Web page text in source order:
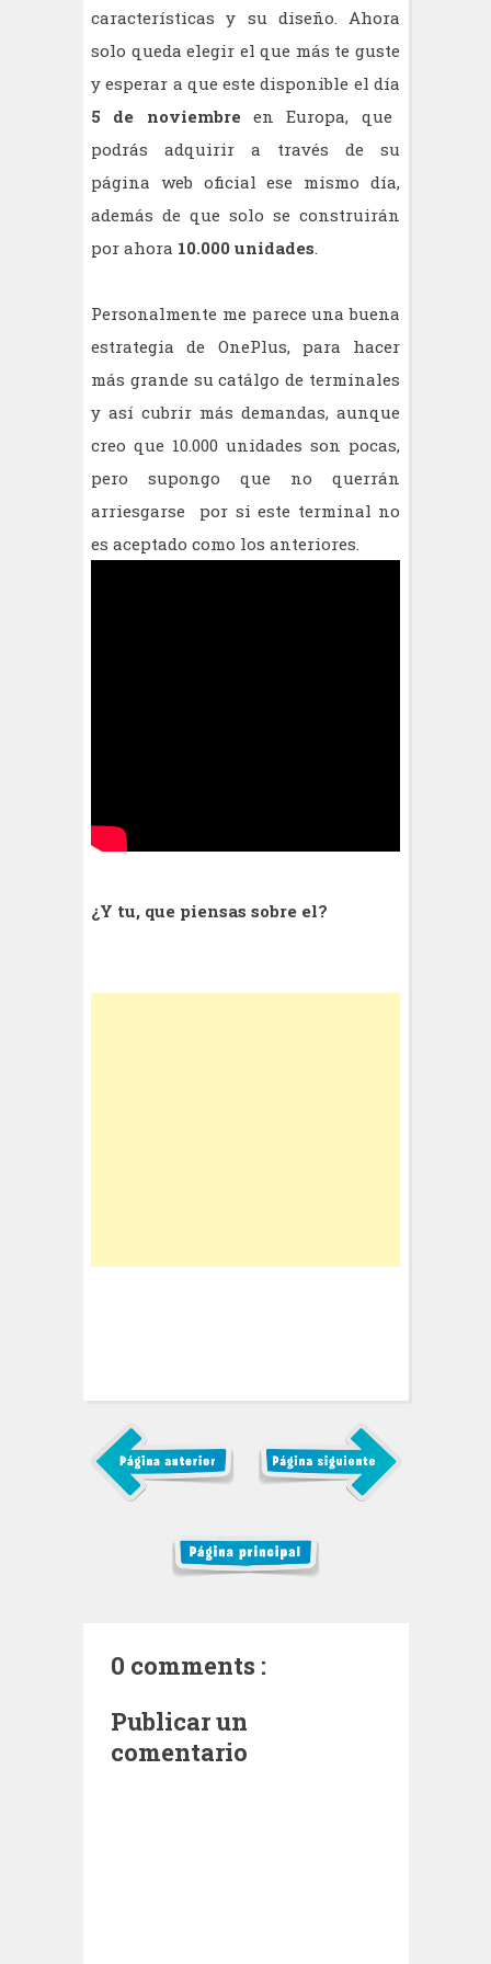
características y su diseño. Ahora
solo queda elegir el que más te guste
y esperar a que este disponible el día
5 de noviembre en Europa, que
podrás adquirir a través de su
página web oficial ese mismo día,
además de que solo se construirán
por ahora 10.000 unidades
Personalmente me parece una buena
estrategia de OnePlus, para hacer
más grande su catálgo de terminales
y así cubrir más demandas, aunque
creo que 10.000 unidades son pocas,
pero supongo que no querrán
arriesgarse por si este terminal no
es aceptado como los anteriores.
¿Y tu, que piensas sobre el?
0 comments :
Publicar un
comentario